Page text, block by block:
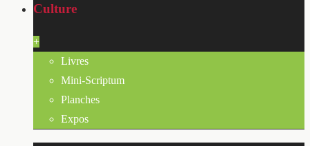
Culture
+
Livres
Mini-Scriptum
Planches
Expos